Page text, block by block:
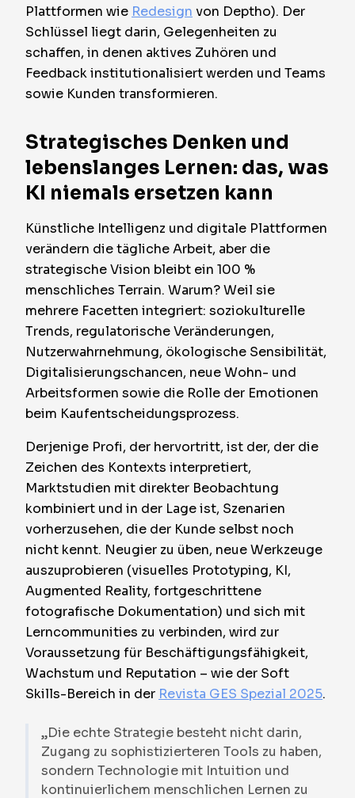
Plattformen wie Redesign von Deptho). Der
Schlüssel liegt darin, Gelegenheiten zu
schaffen, in denen aktives Zuhören und
Feedback institutionalisiert werden und Teams
sowie Kunden transformieren.
Strategisches Denken und
lebenslanges Lernen: das, was
KI niemals ersetzen kann
Künstliche Intelligenz und digitale Plattformen
verändern die tägliche Arbeit, aber die
strategische Vision bleibt ein 100 %
menschliches Terrain. Warum? Weil sie
mehrere Facetten integriert: soziokulturelle
Trends, regulatorische Veränderungen,
Nutzerwahrnehmung, ökologische Sensibilität,
Digitalisierungschancen, neue Wohn- und
Arbeitsformen sowie die Rolle der Emotionen
beim Kaufentscheidungsprozess.
Derjenige Profi, der hervortritt, ist der, der die
Zeichen des Kontexts interpretiert,
Marktstudien mit direkter Beobachtung
kombiniert und in der Lage ist, Szenarien
vorherzusehen, die der Kunde selbst noch
nicht kennt. Neugier zu üben, neue Werkzeuge
auszuprobieren (visuelles Prototyping, KI,
Augmented Reality, fortgeschrittene
fotografische Dokumentation) und sich mit
Lerncommunities zu verbinden, wird zur
Voraussetzung für Beschäftigungsfähigkeit,
Wachstum und Reputation – wie der Soft
Skills-Bereich in der Revista GES Spezial 2025.
„Die echte Strategie besteht nicht darin,
Zugang zu sophistizierteren Tools zu haben,
sondern Technologie mit Intuition und
kontinuierlichem menschlichen Lernen zu